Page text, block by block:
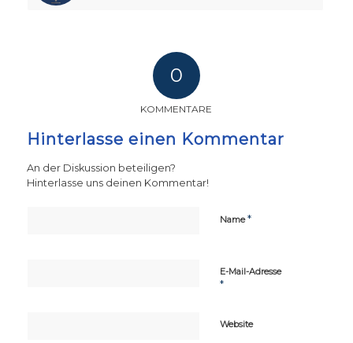
0
KOMMENTARE
Hinterlasse einen Kommentar
An der Diskussion beteiligen?
Hinterlasse uns deinen Kommentar!
Name*
E-Mail-Adresse
*
Website